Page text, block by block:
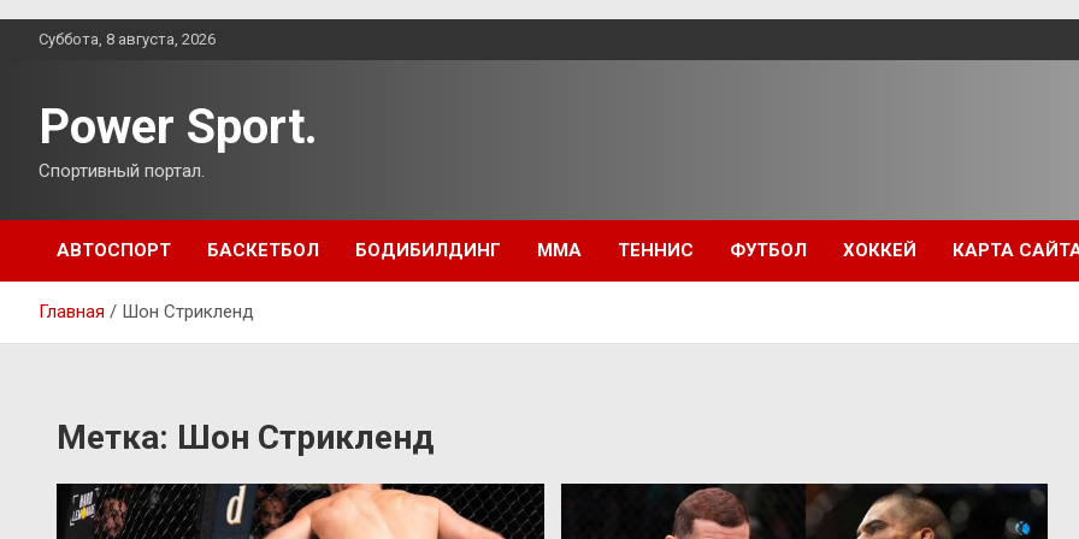
ПерейтиСуббота, 8 августа, 2026
Power Sport.
Спортивный портал.
АВТОСПОРТ БАСКЕТБОЛ БОДИБИЛДИНГ ММА ТЕННИС ФУТБОЛ ХОККЕЙ КАРТА
Главная Шон Стрикленд
Метка: Шон Стрикленд